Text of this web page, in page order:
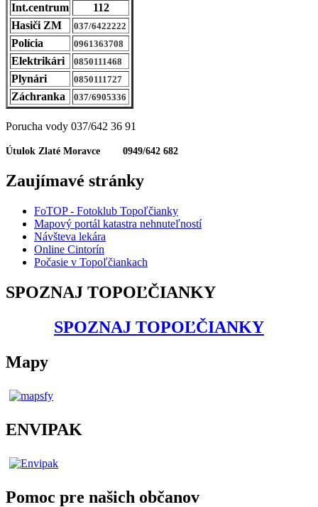
Int.centrum
112
Hasiči ZM
037/6422222
Polícia 0961363708
Elektrikári 0850111468
Plynári 0850111727
Záchranka 037/6905336
Porucha vody 037/642 36 91
Útulok Zlaté Moravce 0949/642 682
Zaujímavé stránky
FoTOP - Fotoklub Topoľčianky
Mapový portál katastra nehnuteľností
Návšteva lekára
Online Cintorín
Počasie v Topoľčiankach
SPOZNAJ TOPOĽČIANKY
SPOZNAJ TOPOĽČIANKY
Mapy
ENVIPAK
Pomoc pre našich občanov